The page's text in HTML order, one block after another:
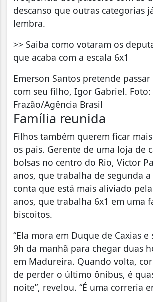
descanso que outras categorias
lembra.
>> Saiba como votaram os
que acaba com a escala 6x1
Emerson Santos pretende
com seu filho, Igor Gabriel. Foto:
Frazão/Agência Brasil
Família reunida
Filhos também querem ficar
os pais. Gerente de uma loja de
bolsas no centro do Rio, Victor
anos, que trabalha de segunda a
conta que está mais aliviado
anos, que trabalha 6x1 em uma
biscoitos.
“Ela mora em Duque de Caxias e
9h da manhã para chegar duas
em Madureira. Quando volta,
de perder o último ônibus, é
noite”, revelou. “É uma correria